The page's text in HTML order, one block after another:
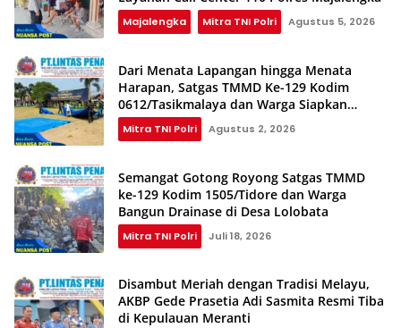
Majalengka Mitra TNI Polri Agustus 5, 2026
Dari Menata Lapangan hingga Menata
Harapan, Satgas TMMD Ke-129 Kodim
0612/Tasikmalaya dan Warga Siapkan
Shalat Istisqa
Mitra TNI Polri Agustus 2, 2026
Semangat Gotong Royong Satgas TMMD
ke-129 Kodim 1505/Tidore dan Warga
Bangun Drainase di Desa Lolobata
Mitra TNI Polri Juli 18, 2026
Disambut Meriah dengan Tradisi Melayu,
AKBP Gede Prasetia Adi Sasmita Resmi Tiba
di Kepulauan Meranti